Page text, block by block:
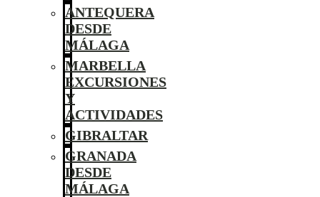
ANTEQUERA
DESDE
MÁLAGA
MARBELLA
EXCURSIONES
Y
ACTIVIDADES
GIBRALTAR
GRANADA
DESDE
MÁLAGA